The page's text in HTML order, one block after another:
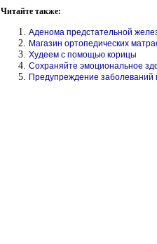
Читайте также:
Аденома предстательной
Магазин ортопедических
Худеем с помощью корицы
Сохраняйте эмоциональное
Предупреждение заболеваний